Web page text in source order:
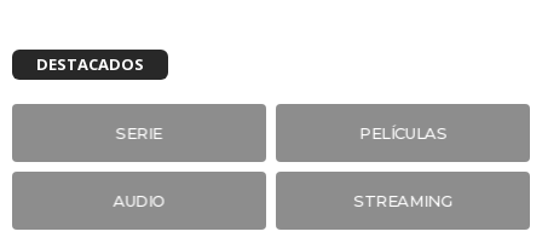
DESTACADOS
SERIE PELÍCULAS
AUDIO STREAMING